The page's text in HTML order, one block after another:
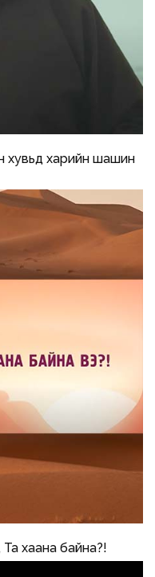
хувьд харийн шашин
хаана байна?!